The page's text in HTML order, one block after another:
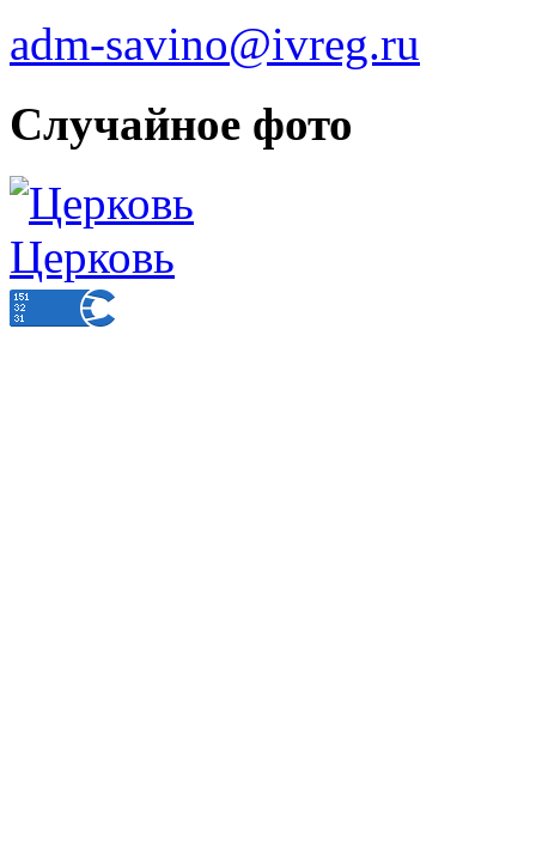
adm-savino@ivreg.ru
Случайное фото
Церковь